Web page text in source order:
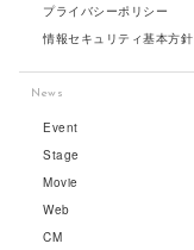
プライバシーポリシー
情報セキュリティ基本方針
News
Event
Stage
Movie
Web
CM